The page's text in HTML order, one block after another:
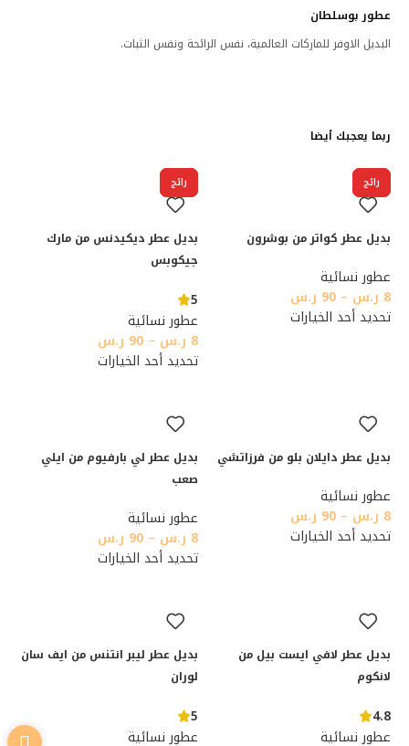
عطور بوسلطان
البديل الاوفر للماركات العالمية، نفس الرائحة ونفس الثبات.
ربما يعجبك أيضا
رائج
بديل عطر كواتر من بوشرون
عطور نسائية
8 ر.س –
90 ر.س
تحديد أحد الخيارات
رائج
بديل عطر ديكيدنس من مارك
جيكوبس
5
عطور نسائية
8 ر.س –
90 ر.س
تحديد أحد الخيارات
رائج
بديل عطر دايلان بلو من فرزاتشي
عطور نسائية
8 ر.س –
90 ر.س
تحديد أحد الخيارات
رائج
بديل عطر لي بارفيوم من ايلي
صعب
عطور نسائية
8 ر.س –
90 ر.س
تحديد أحد الخيارات
رائج
بديل عطر لافي ايست بيل من
لانكوم
4.8
عطور نسائية
رائج
بديل عطر ليبر انتنس من ايف سان
لوران
5
عطور نسائية